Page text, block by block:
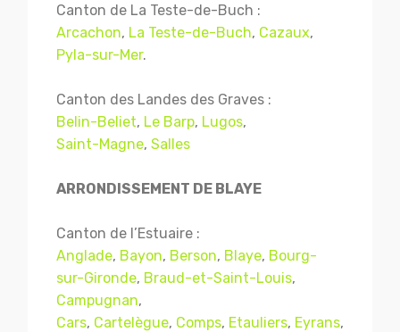
Canton de La Teste-de-Buch :
Arcachon, La Teste-de-Buch, Cazaux,
Pyla-sur-Mer.
Canton des Landes des Graves :
Belin-Beliet, Le Barp, Lugos,
Saint-Magne, Salles
ARRONDISSEMENT DE BLAYE
Canton de l’Estuaire :
Anglade, Bayon, Berson, Blaye, Bourg-
sur-Gironde, Braud-et-Saint-Louis,
Campugnan,
Cars, Cartelègue, Comps, Etauliers, Eyrans,